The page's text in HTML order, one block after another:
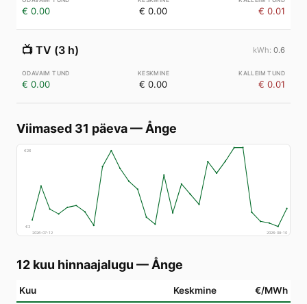
€ 0.00 € 0.00 € 0.01
📺 TV (3 h) 0.6
€ 0.00 € 0.00 € 0.01
Viimased 31 päeva— Ånge
€26
€3
2026-07-12
2026-08-10
12 kuu hinnaajalugu — Ånge
Kuu Keskmine €/MWh